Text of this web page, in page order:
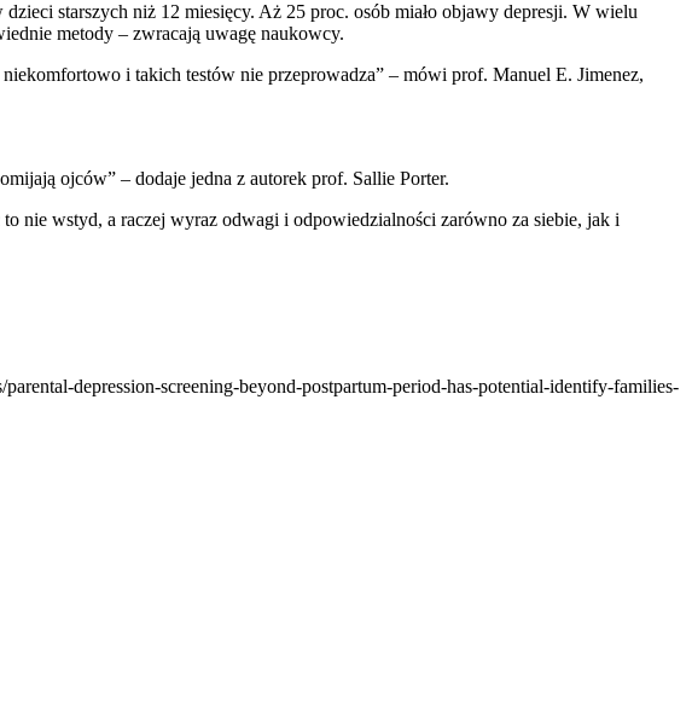
starszych niż 12 miesięcy. Aż 25 proc. osób miało objawy depresji. W wielu
metody – zwracają uwagę naukowcy.
i takich testów nie przeprowadza” – mówi prof. Manuel E. Jimenez,
ojców” – dodaje jedna z autorek prof. Sallie Porter.
nie wstyd, a raczej wyraz odwagi i odpowiedzialności zarówno za siebie, jak i
depression-screening-beyond-postpartum-period-has-potential-identify-families-